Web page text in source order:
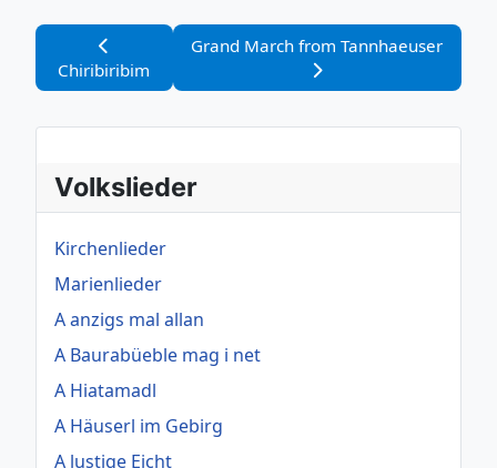
Vorheriger Beitrag: Chiribiribim
Chiribiribim
Nächster Beitrag: Grand March from
Grand March from Tannhaeuser
Volkslieder
Kirchenlieder
Marienlieder
A anzigs mal allan
A Baurabüeble mag i net
A Hiatamadl
A Häuserl im Gebirg
A lustige Eicht